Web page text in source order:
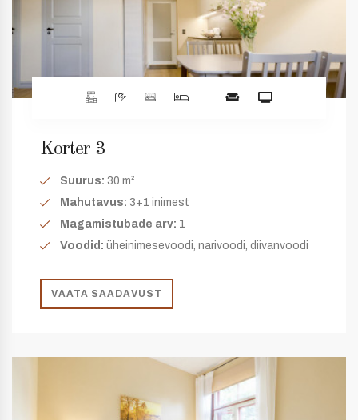
Korter 3
Suurus: 30 m²
Mahutavus: 3+1 inimest
Magamistubade arv: 1
Voodid: üheinimesevoodi, narivoodi, diivanvoodi
VAATA SAADAVUST